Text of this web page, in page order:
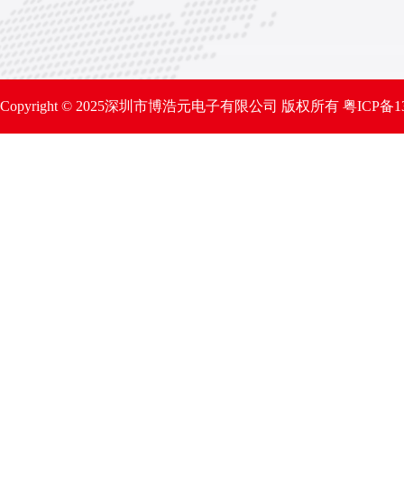
Copyright © 2025深圳市博浩元电子有限公司 版权所有 粤ICP备